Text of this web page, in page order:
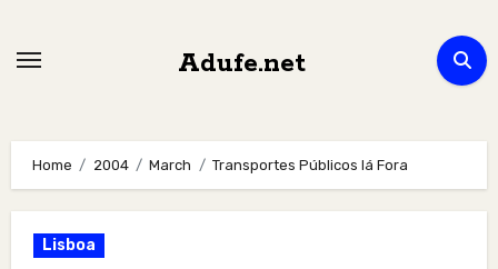
Adufe.net
Home 2004 March Transportes Públicos lá Fora
Lisboa